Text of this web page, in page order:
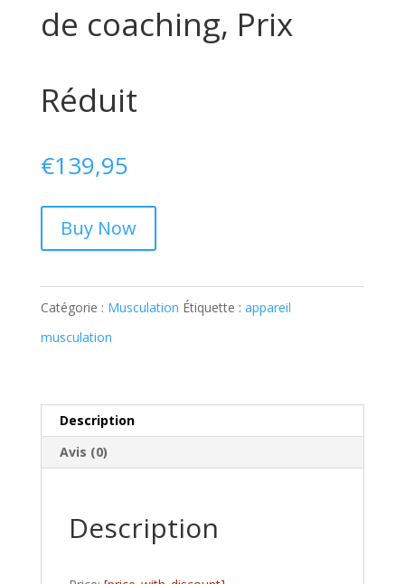
de coaching, Prix
Réduit
€139,95
Buy Now
Catégorie : Musculation Étiquette : appareil
musculation
Description
Avis (0)
Description